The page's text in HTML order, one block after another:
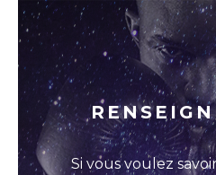
Si vous voulez